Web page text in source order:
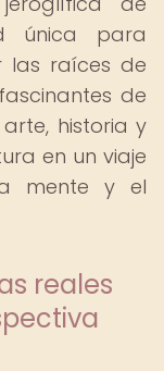
única para
las raíces de
de
historia y
en un viaje
mente y el
reales